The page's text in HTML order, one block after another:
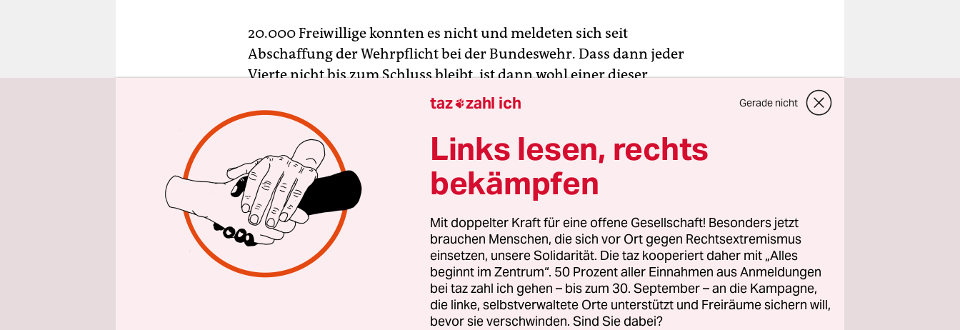
20.000 Freiwillige konnten es nicht und meldeten sich seit
Abschaffung der Wehrpflicht bei der Bundeswehr. Dass dann jeder
Vierte nicht bis zum Schluss bleibt, ist dann wohl einer dieser
(taz/mar)
Die Engagierten stärken
Der drohende Erfolg der AfD bei den kommenden Landtagswahlen
zeigt, wie stark rechtsextreme Kräfte inzwischen geworden sind.
Gerade jetzt braucht es Zusammenhalt und Solidarität. Auch und vor
allem mit den Menschen, die sich vor Ort für eine starke
Zivilgesellschaft einsetzen. Die taz kooperiert deshalb mit "Alles
beginnt im Zentrum". Die Kampagne unterstützt bundesweit linke,
selbstverwaltete Orte und baut einen solidarischen Fonds für deren
taz zahl ich Gerade nicht
Links lesen, rechts
bekämpfen
Mit doppelter Kraft für eine offene Gesellschaft! Besonders jetzt
brauchen Menschen, die sich vor Ort gegen Rechtsextremismus
einsetzen, unsere Solidarität. Die taz kooperiert daher mit „Alles
beginnt im Zentrum“. 50 Prozent aller Einnahmen aus Anmeldungen
bei taz zahl ich gehen – bis zum 30. September – an die Kampagne,
die linke, selbstverwaltete Orte unterstützt und Freiräume sichern will,
bevor sie verschwinden. Sind Sie dabei?